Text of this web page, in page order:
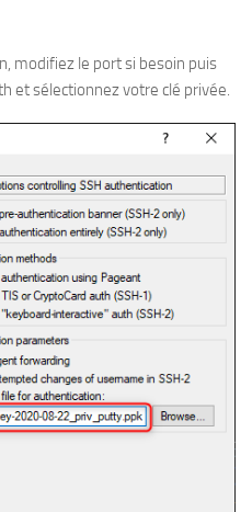
modifiez le port si besoin puis
et sélectionnez votre clé privée.